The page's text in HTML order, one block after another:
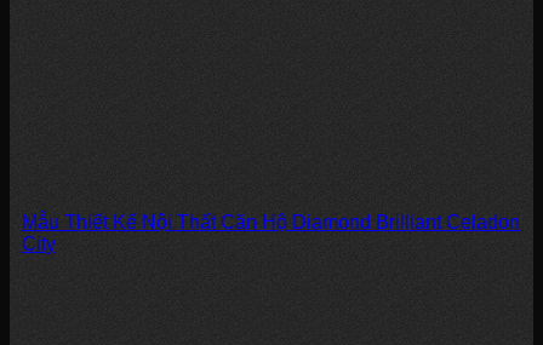
Mẫu Thiết Kế Nội Thất Căn Hộ Diamond Brilliant Celadon
City